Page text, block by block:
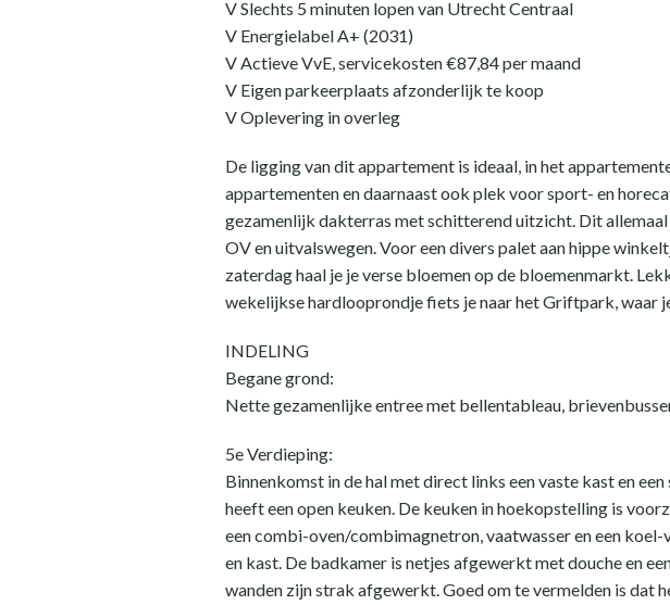
V Slechts 5 minuten lopen van Utrecht Centraal
V Energielabel A+ (2031)
V Actieve VvE, servicekosten €87,84 per maand
V Eigen parkeerplaats afzonderlijk te koop
V Oplevering in overleg
De ligging van dit appartement is ideaal, in het
appartementen en daarnaast ook plek voor sport- en
gezamenlijk dakterras met schitterend uitzicht. Dit
OV en uitvalswegen. Voor een divers palet aan hippe
zaterdag haal je je verse bloemen op de bloemenmarkt.
wekelijkse hardlooprondje fiets je naar het Griftpark, waar
INDELING
Begane grond:
Nette gezamenlijke entree met bellentableau,
5e Verdieping:
Binnenkomst in de hal met direct links een vaste kast en
heeft een open keuken. De keuken in hoekopstelling is
een combi-oven/combimagnetron, vaatwasser en een
en kast. De badkamer is netjes afgewerkt met douche en
wanden zijn strak afgewerkt. Goed om te vermelden is dat